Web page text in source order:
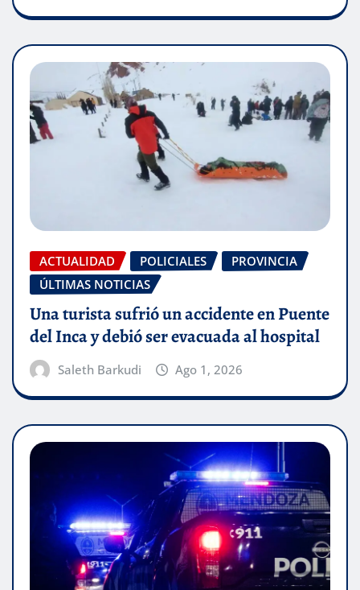
ACTUALIDAD POLICIALES
PROVINCIA
ÚLTIMAS NOTICIAS
Una turista sufrió un accidente en Puente
del Inca y debió ser evacuada al hospital
Saleth Barkudi Ago 1, 2026